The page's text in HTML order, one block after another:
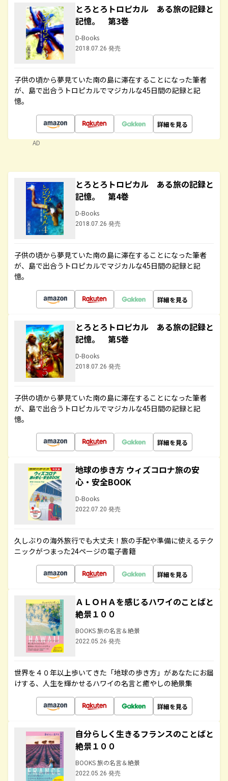
とろとろトロピカル ある旅の記録と
記憶。 第3巻
D-Books
2018.07.26 発売
子供の頃から夢見ていた南の島に滞在することになった筆者
が、島で出合うトロピカルでマジカルな45日間の記録と記
憶。
詳細を見る
AD
とろとろトロピカル ある旅の記録と
記憶。 第4巻
D-Books
2018.07.26 発売
子供の頃から夢見ていた南の島に滞在することになった筆者
が、島で出合うトロピカルでマジカルな45日間の記録と記
憶。
詳細を見る
とろとろトロピカル ある旅の記録と
記憶。 第5巻
D-Books
2018.07.26 発売
子供の頃から夢見ていた南の島に滞在することになった筆者
が、島で出合うトロピカルでマジカルな45日間の記録と記
憶。
詳細を見る
地球の歩き方 ウィズコロナ旅の安
心・安全BOOK
D-Books
2022.07.20 発売
久しぶりの海外旅行でも大丈夫！旅の手配や準備に使えるテク
ニックがつまった24ページの電子書籍
詳細を見る
ＡＬＯＨＡを感じるハワイのことばと
絶景１００
BOOKS 旅の名言＆絶景
2022.05.26 発売
世界を４０年以上歩いてきた「地球の歩き方」があなたにお届
けする、人生を輝かせるハワイの名言と癒やしの絶景集
詳細を見る
自分らしく生きるフランスのことばと
絶景１００
BOOKS 旅の名言＆絶景
2022.05.26 発売